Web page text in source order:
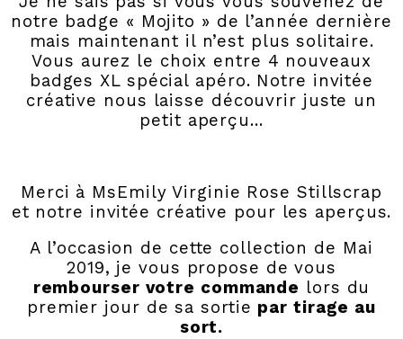
notre badge « Mojito » de l’année dernière
mais maintenant il n’est plus solitaire.
Vous aurez le choix entre 4 nouveaux
badges XL spécial apéro. Notre invitée
créative nous laisse découvrir juste un
petit aperçu...
Merci à MsEmily Virginie Rose Stillscrap
et notre invitée créative pour les aperçus.
A l’occasion de cette collection de Mai
2019, je vous propose de vous
rembourser votre commande lors du
premier jour de sa sortie par tirage au
sort.